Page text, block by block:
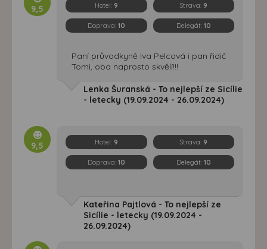
9,5 Hotel: 9 Strava: 9
Doprava: 10 Delegát: 10
Paní průvodkyně Iva Pelcová i pan řidič
Tomi, oba naprosto skvělí!!!
Lenka Šuranská - To nejlepší ze Sicílie
- letecky (19.09.2024 - 26.09.2024)
9,5 Hotel: 9 Strava: 9
Doprava: 10 Delegát: 10
Kateřina Pajtlová - To nejlepší ze
Sicílie - letecky (19.09.2024 -
26.09.2024)